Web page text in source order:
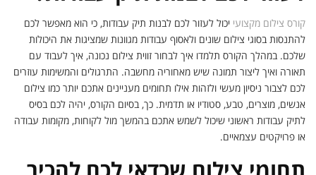
קורס צילום מקצועי יכול לעזור לכם לבנות תיק עבודות, כי הוא מאפשר לכם
להתנסות בסוגי צילום שונים ולאסוף עבודות מגוונות שמציגות את היכולות
שלכם. במהלך הקורס תלמדו איך לבחור זווית צילום נכונה, איך לעבוד עם
תאורה ואיך ליצור תמונה שיש מאחוריה מחשבה. התרגולים והמשימות עוזרים
לכם לצבור ניסיון מעשי ולזהות אילו תחומים מעניינים אתכם יותר כמו צילום
אנשים, מוצרים, טבע, סטודיו או תדמית. כך, בסיום הקורס, יהיה לכם בסיס
לתיק עבודות ראשוני שיכול לשמש אתכם בהמשך מול לקוחות, מקומות עבודה
או פרויקטים עצמאיים.